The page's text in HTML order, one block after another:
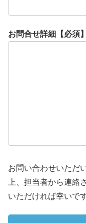
お問合せ詳細【必須】
お問い合わせいただ
上、担当者から連絡
いただければ幸いです